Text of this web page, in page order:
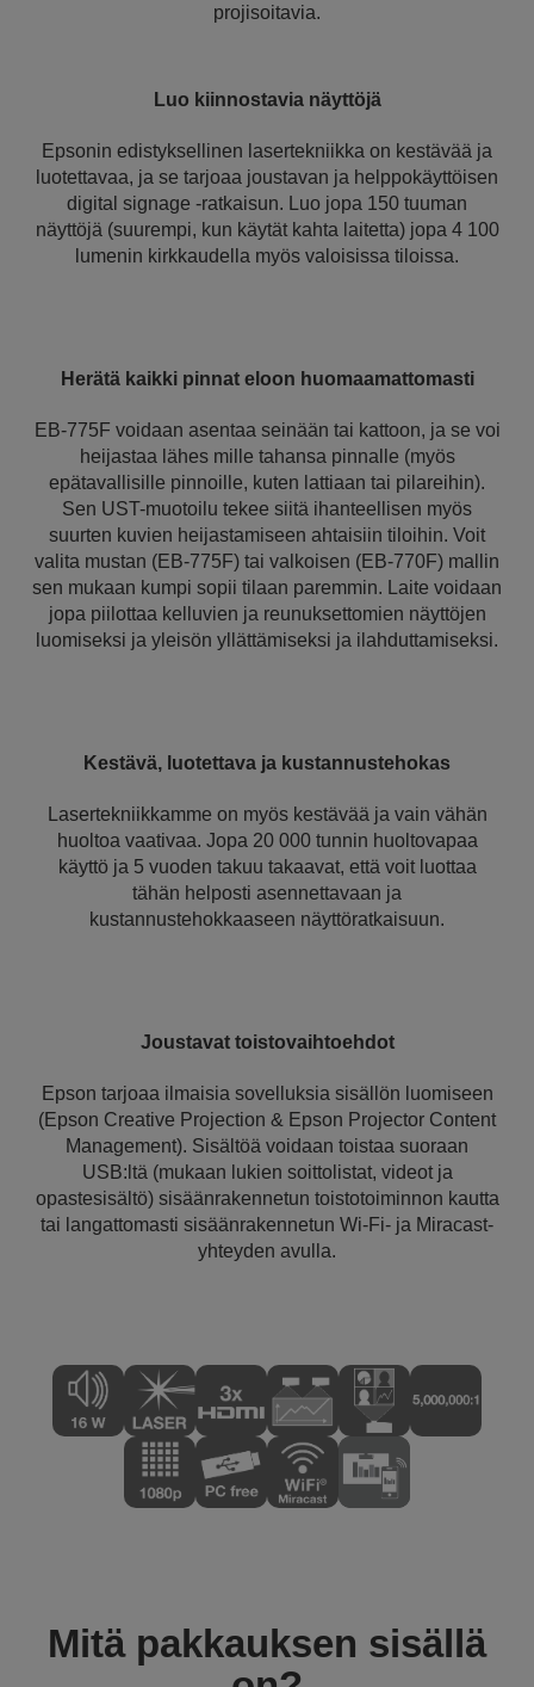
projisoitavia.
Luo kiinnostavia näyttöjä
Epsonin edistyksellinen lasertekniikka on kestävää ja
luotettavaa, ja se tarjoaa joustavan ja helppokäyttöisen
digital signage -ratkaisun. Luo jopa 150 tuuman
näyttöjä (suurempi, kun käytät kahta laitetta) jopa 4 100
lumenin kirkkaudella myös valoisissa tiloissa.
Herätä kaikki pinnat eloon huomaamattomasti
EB-775F voidaan asentaa seinään tai kattoon, ja se voi
heijastaa lähes mille tahansa pinnalle (myös
epätavallisille pinnoille, kuten lattiaan tai pilareihin).
Sen UST-muotoilu tekee siitä ihanteellisen myös
suurten kuvien heijastamiseen ahtaisiin tiloihin. Voit
valita mustan (EB-775F) tai valkoisen (EB-770F) mallin
sen mukaan kumpi sopii tilaan paremmin. Laite voidaan
jopa piilottaa kelluvien ja reunuksettomien näyttöjen
luomiseksi ja yleisön yllättämiseksi ja ilahduttamiseksi.
Kestävä, luotettava ja kustannustehokas
Lasertekniikkamme on myös kestävää ja vain vähän
huoltoa vaativaa. Jopa 20 000 tunnin huoltovapaa
käyttö ja 5 vuoden takuu takaavat, että voit luottaa
tähän helposti asennettavaan ja
kustannustehokkaaseen näyttöratkaisuun.
Joustavat toistovaihtoehdot
Epson tarjoaa ilmaisia sovelluksia sisällön luomiseen
(Epson Creative Projection & Epson Projector Content
Management). Sisältöä voidaan toistaa suoraan
USB:ltä (mukaan lukien soittolistat, videot ja
opastesisältö) sisäänrakennetun toistotoiminnon kautta
tai langattomasti sisäänrakennetun Wi-Fi- ja Miracast-
yhteyden avulla.
Mitä pakkauksen sisällä